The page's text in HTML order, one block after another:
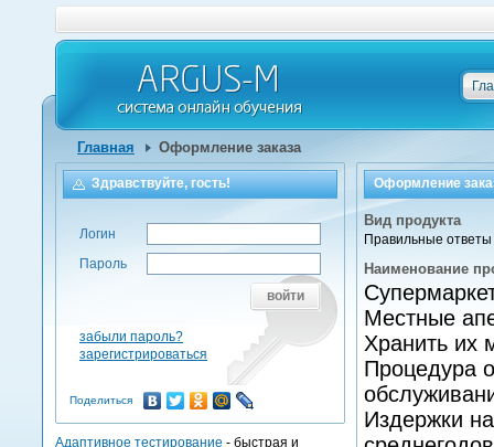
Главная Оформление заказа
Оформление
Вид продукта
Правильные ответы
Наименование
Местные
Хранить их
Процедура
Издержки
Здравствуйте, гость!
Логин
Пароль
войти
забыли пароль?
зарегистрироваться
Поделиться
Адаптивное тестирование - быстрая и